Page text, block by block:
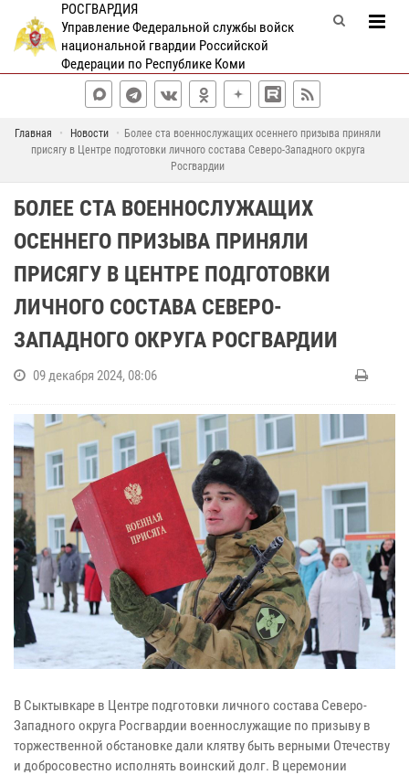
РОСГВАРДИЯ
Управление Федеральной службы войск
национальной гвардии Российской
Федерации по Республике Коми
Главная Новости
Более ста военнослужащих осеннего призыва приняли
присягу в Центре подготовки личного состава Северо-Западного округа
Росгвардии
БОЛЕЕ СТА ВОЕННОСЛУЖАЩИХ
ОСЕННЕГО ПРИЗЫВА ПРИНЯЛИ
ПРИСЯГУ В ЦЕНТРЕ ПОДГОТОВКИ
ЛИЧНОГО СОСТАВА СЕВЕРО-
ЗАПАДНОГО ОКРУГА РОСГВАРДИИ
09 декабря 2024, 08:06
В Сыктывкаре в Центре подготовки личного состава Северо-
Западного округа Росгвардии военнослужащие по призыву в
торжественной обстановке дали клятву быть верными Отечеству
и добросовестно исполнять воинский долг. В церемонии